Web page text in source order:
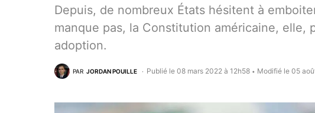
Depuis, de nombreux États hésitent à
manque pas, la Constitution américaine,
adoption.
PAR JORDAN POUILLE Publié le 08 mars 2022 à 12h58 • Modifié le 05